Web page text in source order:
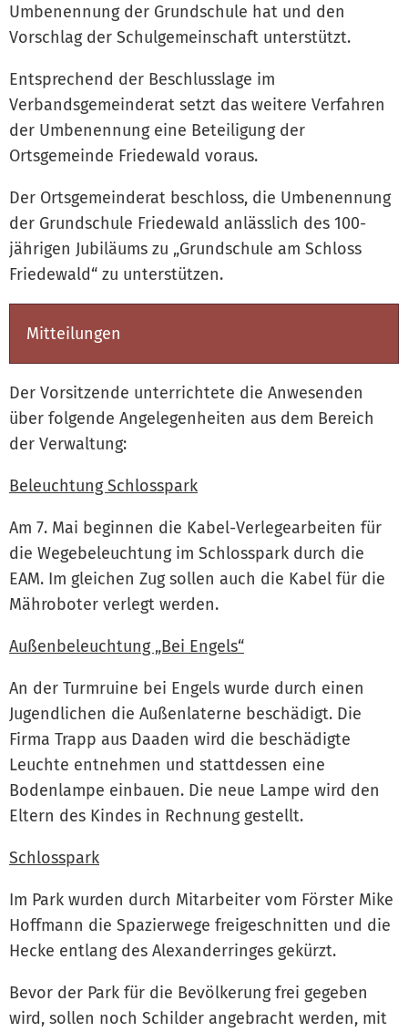
Umbenennung der Grundschule hat und den
Vorschlag der Schulgemeinschaft unterstützt.
Entsprechend der Beschlusslage im
Verbandsgemeinderat setzt das weitere Verfahren
der Umbenennung eine Beteiligung der
Ortsgemeinde Friedewald voraus.
Der Ortsgemeinderat beschloss, die Umbenennung
der Grundschule Friedewald anlässlich des 100-
jährigen Jubiläums zu „Grundschule am Schloss
Friedewald“ zu unterstützen.
Mitteilungen
Der Vorsitzende unterrichtete die Anwesenden
über folgende Angelegenheiten aus dem Bereich
der Verwaltung:
Beleuchtung Schlosspark
Am 7. Mai beginnen die Kabel-Verlegearbeiten für
die Wegebeleuchtung im Schlosspark durch die
EAM. Im gleichen Zug sollen auch die Kabel für die
Mähroboter verlegt werden.
Außenbeleuchtung „Bei Engels“
An der Turmruine bei Engels wurde durch einen
Jugendlichen die Außenlaterne beschädigt. Die
Firma Trapp aus Daaden wird die beschädigte
Leuchte entnehmen und stattdessen eine
Bodenlampe einbauen. Die neue Lampe wird den
Eltern des Kindes in Rechnung gestellt.
Schlosspark
Im Park wurden durch Mitarbeiter vom Förster Mike
Hoffmann die Spazierwege freigeschnitten und die
Hecke entlang des Alexanderringes gekürzt.
Bevor der Park für die Bevölkerung frei gegeben
wird, sollen noch Schilder angebracht werden, mit